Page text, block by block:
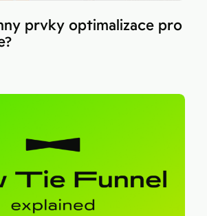
prvky optimalizace pro